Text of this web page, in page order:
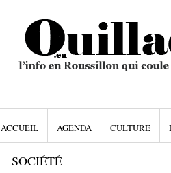
ACCUEIL AGENDA CULTURE
SOCIÉTÉ